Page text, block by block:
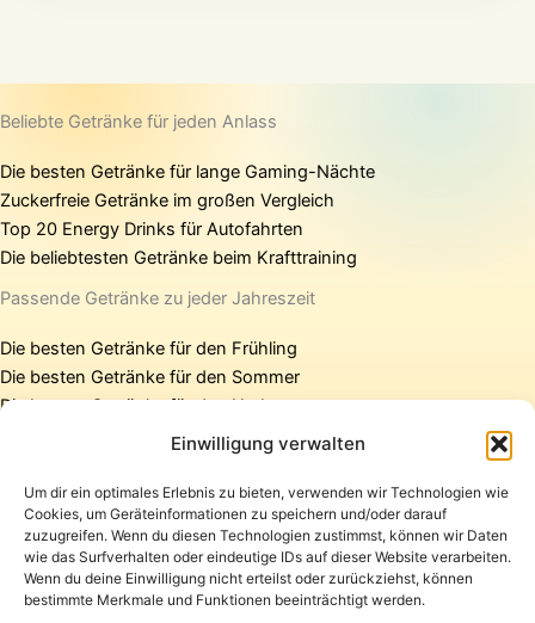
Einwilligung verwalten
Um dir ein optimales Erlebnis zu bieten, verwenden wir Technologien wie
Cookies, um Geräteinformationen zu speichern und/oder darauf
zuzugreifen. Wenn du diesen Technologien zustimmst, können wir Daten
wie das Surfverhalten oder eindeutige IDs auf dieser Website verarbeiten.
Wenn du deine Einwilligung nicht erteilst oder zurückziehst, können
bestimmte Merkmale und Funktionen beeinträchtigt werden.
Beliebte Getränke für jeden Anlass
Die besten Getränke für lange Gaming-Nächte
Zuckerfreie Getränke im großen Vergleich
Top 20 Energy Drinks für Autofahrten
Die beliebtesten Getränke beim Krafttraining
Passende Getränke zu jeder Jahreszeit
Die besten Getränke für den Frühling
Die besten Getränke für den Sommer
Die besten Getränke für den Herbst
Die besten Getränke für den Winter
Startseite
Presse
Kontakt / Support
Datenschutzerklärung